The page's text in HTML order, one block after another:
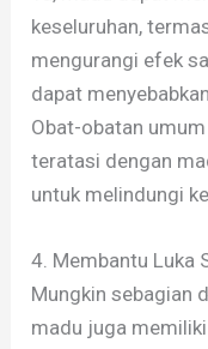
keseluruhan,
mengurangi efek
dapat
Obat-obatan
teratasi dengan
untuk melindungi
4. Membantu Luka
Mungkin sebagian
madu juga